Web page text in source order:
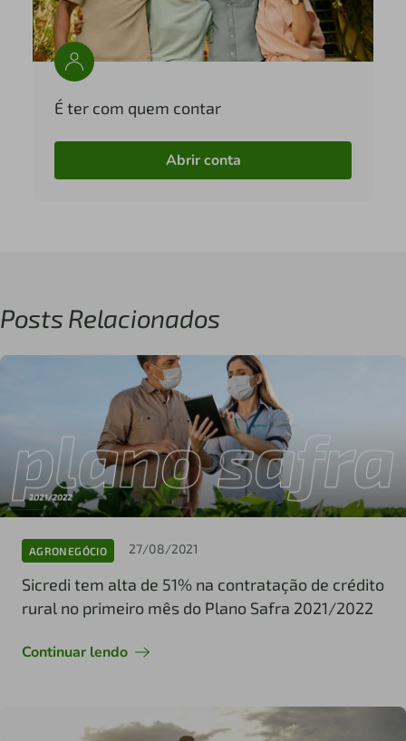
É ter com quem contar
Abrir conta
Posts Relacionados
AGRONEGÓCIO 27/08/2021
Sicredi tem alta de 51% na contratação de crédito
rural no primeiro mês do Plano Safra 2021/2022
Continuar lendo